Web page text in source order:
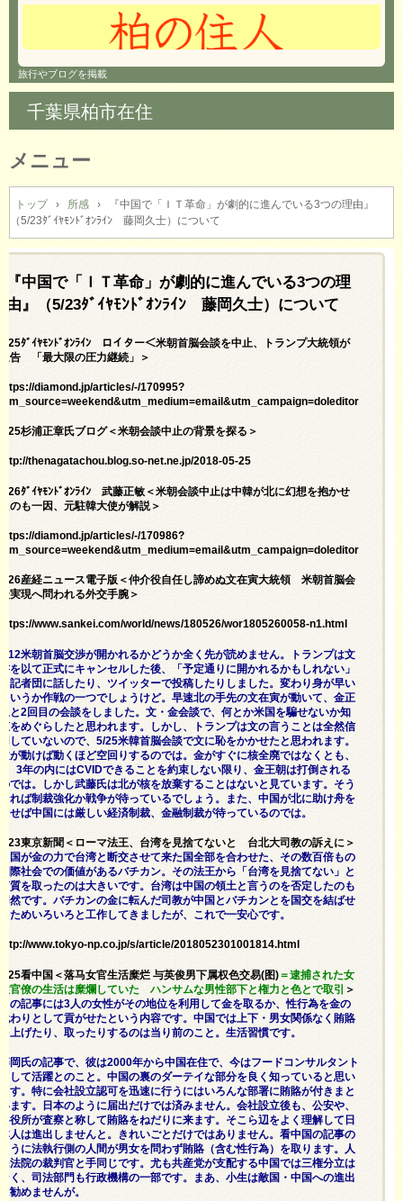
旅行やブログを掲載
千葉県柏市在住
メニュー
コ
ン
テ
ン
へ
ス
ッ
プ
トップ › 所感 ›
『中国で「ＩＴ革命」が劇的に進んでいる3つの理由』
（5/23ﾀﾞｲﾔﾓﾝﾄﾞｵﾝﾗｲﾝ 藤岡久士）について
『中国で「ＩＴ革命」が劇的に進んでいる3つの理
由』（5/23ﾀﾞｲﾔﾓﾝﾄﾞｵﾝﾗｲﾝ 藤岡久士）について
5/25ﾀﾞｲﾔﾓﾝﾄﾞｵﾝﾗｲﾝ ロイター＜米朝首脳会談を中止、トランプ大統領が
通告 「最大限の圧力継続」＞
https://diamond.jp/articles/-/170995?
utm_source=weekend&utm_medium=email&utm_campaign=doleditor
5/25杉浦正章氏ブログ＜米朝会談中止の背景を探る＞
http://thenagatachou.blog.so-net.ne.jp/2018-05-25
5/26ﾀﾞｲﾔﾓﾝﾄﾞｵﾝﾗｲﾝ 武藤正敏＜米朝会談中止は中韓が北に幻想を抱かせ
たのも一因、元駐韓大使が解説＞
https://diamond.jp/articles/-/170986?
utm_source=weekend&utm_medium=email&utm_campaign=doleditor
5/26産経ニュース電子版＜仲介役自任し諦めぬ文在寅大統領 米朝首脳会
談実現へ問われる外交手腕＞
https://www.sankei.com/world/news/180526/wor1805260058-n1.html
6/12米朝首脳交渉が開かれるかどうか全く先が読めません。トランプは文
書を以て正式にキャンセルした後、「予定通りに開かれるかもしれない」
と記者団に話したり、ツイッターで投稿したりしました。変わり身が早い
というか作戦の一つでしょうけど。早速北の手先の文在寅が動いて、金正
恩と2回目の会談をしました。文・金会談で、何とか米国を騙せないか知
恵をめぐらしたと思われます。しかし、トランプは文の言うことは全然信
用していないので、5/25米韓首脳会談で文に恥をかかせたと思われます。
文が動けば動くほど空回りするのでは。金がすぐに核全廃ではなくとも、
2、3年の内にはCVIDできることを約束しない限り、金王朝は打倒される
のでは。しかし武藤氏は北が核を放棄することはないと見ています。そう
なれば制裁強化か戦争が待っているでしょう。また、中国が北に助け舟を
出せば中国には厳しい経済制裁、金融制裁が待っているのでは。
5/23東京新聞＜ローマ法王、台湾を見捨てないと 台北大司教の訴えに＞
中国が金の力で台湾と断交させて来た国全部を合わせた、その数百倍もの
国際社会での価値があるバチカン。その法王から「台湾を見捨てない」と
言質を取ったのは大きいです。台湾は中国の領土と言うのを否定したのも
同然です。バチカンの金に転んだ司教が中国とバチカンとを国交を結ばせ
るためいろいろと工作してきましたが、これで一安心です。
http://www.tokyo-np.co.jp/s/article/2018052301001814.html
5/25看中国＜落马女官生活糜烂 与英俊男下属权色交易(图)＝逮捕された女
性官僚の生活は糜爛していた ハンサムな男性部下と権力と色とで取引
＞
この記事には3人の女性がその地位を利用して金を取るか、性行為を金の
代わりとして貢がせたという内容です。中国では上下・男女関係なく賄賂
を上げたり、取ったりするのは当り前のこと。生活習慣です。
藤岡氏の記事で、彼は2000年から中国在住で、今はフードコンサルタント
として活躍とのこと。中国の裏のダーテイな部分を良く知っていると思い
ます。特に会社設立認可を迅速に行うにはいろんな部署に賄賂が付きまと
います。日本のように届出だけでは済みません。会社設立後も、公安や、
各役所が査察と称して賄賂をねだりに来ます。そこら辺をよく理解して日
本人は進出しませんと。きれいごとだけではありません。看中国の記事の
ように法執行側の人間が男女を問わず賄賂（含む性行為）を取ります。人
民法院の裁判官と手同じです。尤も共産党が支配する中国では三権分立は
なく、司法部門も行政機構の一部です。まあ、小生は敵国・中国への進出
は勧めませんが。